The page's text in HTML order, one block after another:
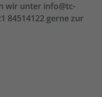
wir unter info@tc-
84514122 gerne zur